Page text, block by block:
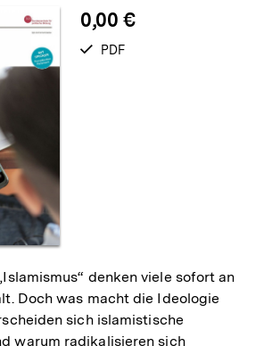
0,00 €
verfügbar
PDF
denken viele sofort an
Doch was macht die Ideologie
sich islamistische
warum radikalisieren sich